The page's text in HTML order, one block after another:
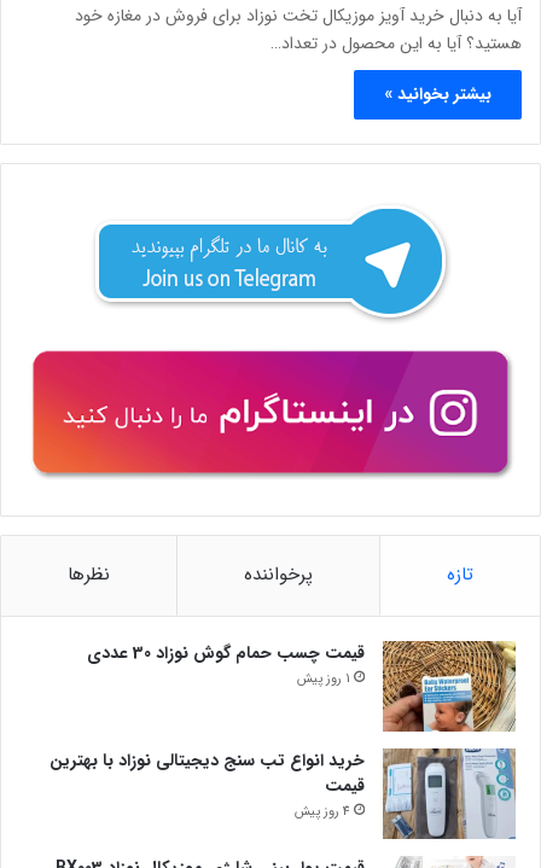
آیا به دنبال خرید آویز موزیکال تخت نوزاد برای فروش در مغازه خود
هستید؟ آیا به این محصول در تعداد…
بیشتر بخوانید »
تازه پرخواننده نظرها
قیمت چسب حمام گوش نوزاد 30 عددی
1 روز پیش
خرید انواع تب سنج دیجیتالی نوزاد با بهترین
قیمت
4 روز پیش